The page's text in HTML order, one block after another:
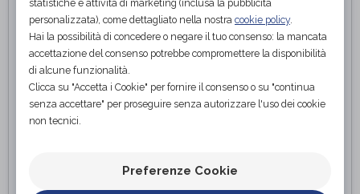
PLANTARE PER PIEDE DIABETICO
Un plantare su misura per piede diabetico fornisce supporto e
protezione per i piedi di persone affette da diabete. Progettato per
prevenire complicanze come ulcere, calli e deformità, ridistribuisce
misura per piede diabetico aiuta a preservare la salute dei piedi, a
statistiche e attività di marketing (inclusa la pubblicità
personalizzata), come dettagliato nella nostra cookie policy.
Hai la possibilità di concedere o negare il tuo consenso: la mancata
accettazione del consenso potrebbe compromettere la disponibilità
di alcune funzionalità.
Clicca su "Accetta i Cookie" per fornire il consenso o su "continua
senza accettare" per proseguire senza autorizzare l'uso dei cookie
non tecnici.
Preferenze Cookie